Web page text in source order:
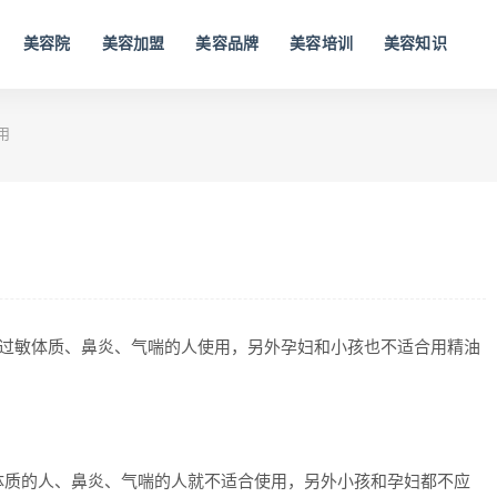
美容院 美容加盟 美容品牌 美容培训 美容知识
敏体质、鼻炎、气喘的人使用，另外孕妇和小孩也不适合用精油
的人、鼻炎、气喘的人就不适合使用，另外小孩和孕妇都不应